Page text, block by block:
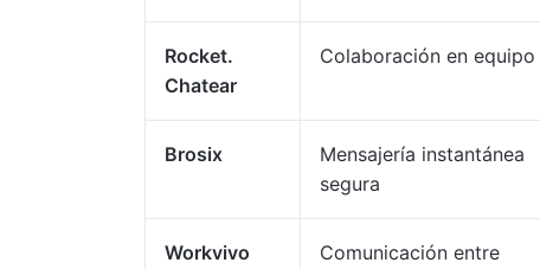
Rocket.
Chatear
Colaboración en equipo
Brosix
Mensajería instantánea
segura
Workvivo
Comunicación entre